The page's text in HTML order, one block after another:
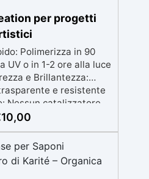
per progetti
Polimerizza in 90
UV o in 1-2 ore alla luce
e Brillantezza:
e resistente
Nessun catalizzatore
e indurisce subito
Nuova Formula:
appiccicose, risultato
e sicuro
10,00